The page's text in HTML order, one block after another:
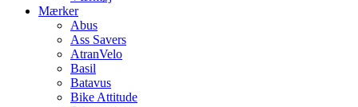
Mærker
Abus
Ass Savers
AtranVelo
Basil
Batavus
Bike Attitude